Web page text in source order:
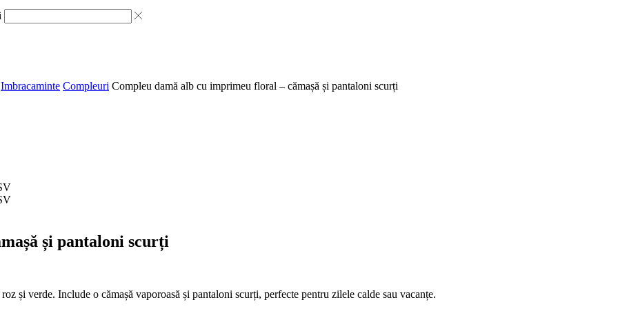
Imbracaminte Compleuri Compleu damă alb cu imprimeu floral – cămașă și pantaloni scurți
și pantaloni scurți
și verde. Include o cămașă vaporoasă și pantaloni scurți, perfecte pentru zilele calde sau vacanțe.